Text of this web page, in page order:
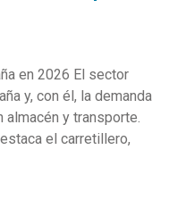
en 2026 El sector
y, con él, la demanda
y transporte.
el carretillero,